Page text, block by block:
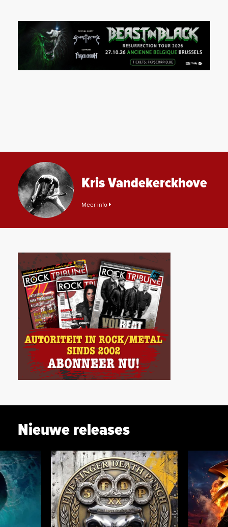
Kris Vandekerckhove
Meer info
Nieuwe releases